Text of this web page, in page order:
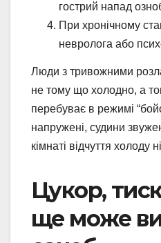
гострий напад
При хронічному
невролога або
Люди з тривожними
не тому що холодно, а
перебуває в режимі
напружені, судини
кімнаті відчуття холоду
Цукор,
ще може